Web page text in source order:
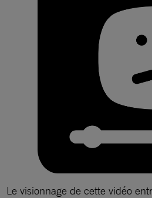
Le visionnage de cette vidéo